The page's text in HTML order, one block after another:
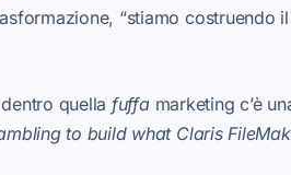
“stiamo costruendo
quella fuffamarketing c’è
to build what Claris